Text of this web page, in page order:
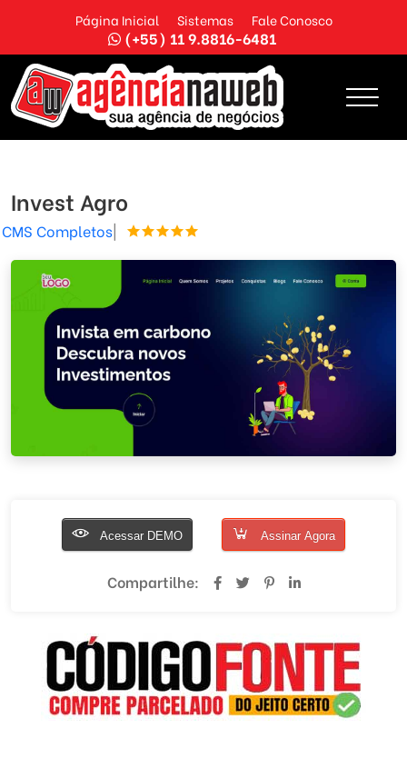
Página Inicial Sistemas Fale Conosco
(+55) 11 9.8816-6481
Invest Agro
CMS Completos|
Acessar DEMO Assinar Agora
Compartilhe: